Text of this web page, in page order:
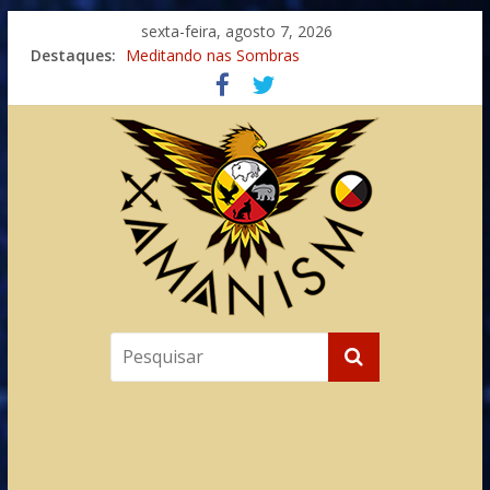
sexta-feira, agosto 7, 2026
Destaques: Meditando nas Sombras
Autosuficiência: A Jornada do Espírito Ancestral
Xamanismo Universal
Totens – Caminho Espiritual – Crescimento
Imaginação na Cura